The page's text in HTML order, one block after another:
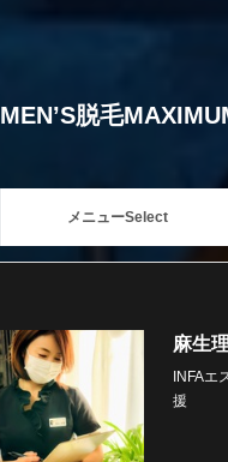
MEN’S脱毛
メニューSelect
麻生
INFA
援